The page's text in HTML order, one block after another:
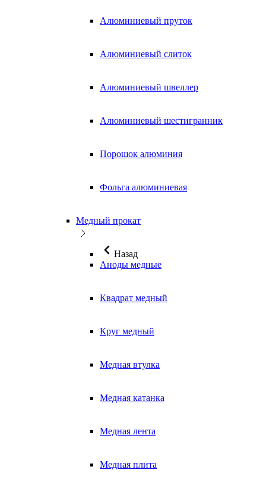
Алюминиевый пруток
Алюминиевый слиток
Алюминиевый швеллер
Алюминиевый шестигранник
Порошок алюминия
Фольга алюминиевая
Медный прокат
Назад
Аноды медные
Квадрат медный
Круг медный
Медная втулка
Медная катанка
Медная лента
Медная плита